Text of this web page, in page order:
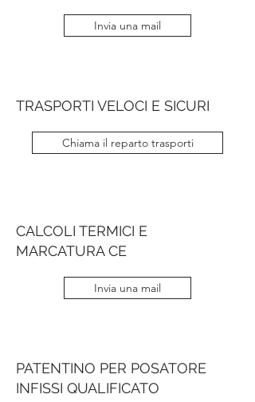
Invia una mail
TRASPORTI VELOCI E SICURI
Chiama il reparto trasporti
CALCOLI TERMICI E
MARCATURA CE
Invia una mail
PATENTINO PER POSATORE
INFISSI QUALIFICATO